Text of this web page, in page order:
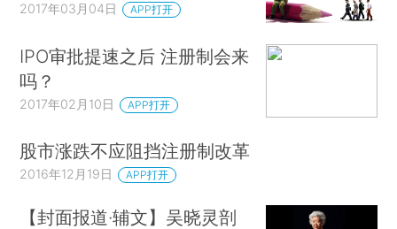
2017年03月04日 APP打开
IPO审批提速之后 注册制会来
吗？
2017年02月10日 APP打开
股市涨跌不应阻挡注册制改革
2016年12月19日 APP打开
【封面报道·辅文】吴晓灵剖